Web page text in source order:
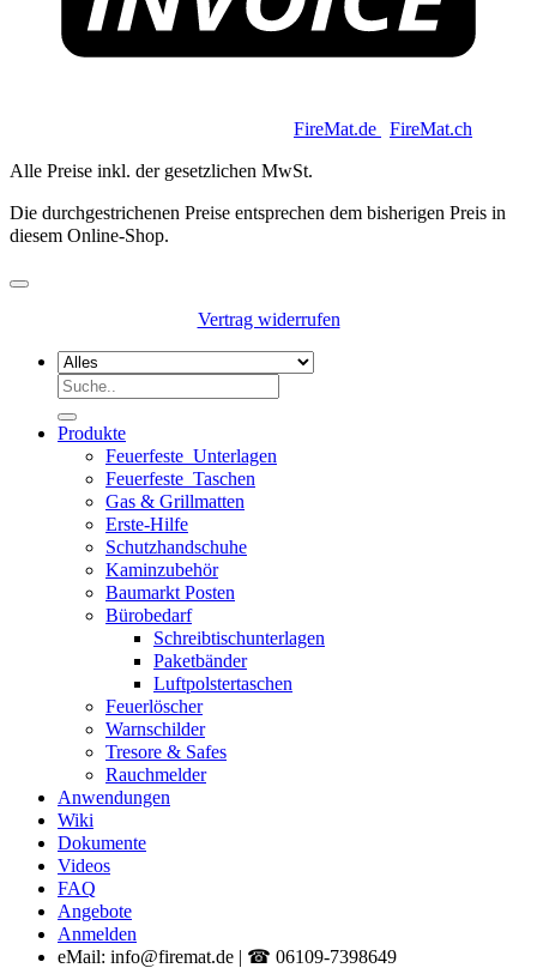
FireMat.de FireMat.ch
Alle Preise inkl. der gesetzlichen MwSt.
Die durchgestrichenen Preise entsprechen dem bisherigen Preis in
diesem Online-Shop.
Vertrag widerrufen
Suchen
Produkte
Feuerfeste_Unterlagen
Feuerfeste_Taschen
Gas & Grillmatten
Erste-Hilfe
Schutzhandschuhe
Kaminzubehör
Baumarkt Posten
Bürobedarf
Schreibtischunterlagen
Paketbänder
Luftpolstertaschen
Feuerlöscher
Warnschilder
Tresore & Safes
Rauchmelder
Anwendungen
Wiki
Dokumente
Videos
FAQ
Angebote
Anmelden
eMail: info@firemat.de | ☎ 06109-7398649